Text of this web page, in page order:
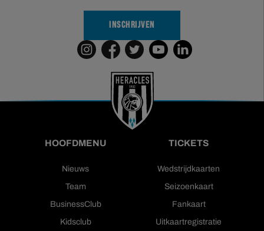
INSCHRIJVEN
HOOFDMENU
Nieuws
Team
BusinessClub
Kidsclub
TICKETS
Wedstrijdkaarten
Seizoenkaart
Fankaart
Uitkaartregistratie